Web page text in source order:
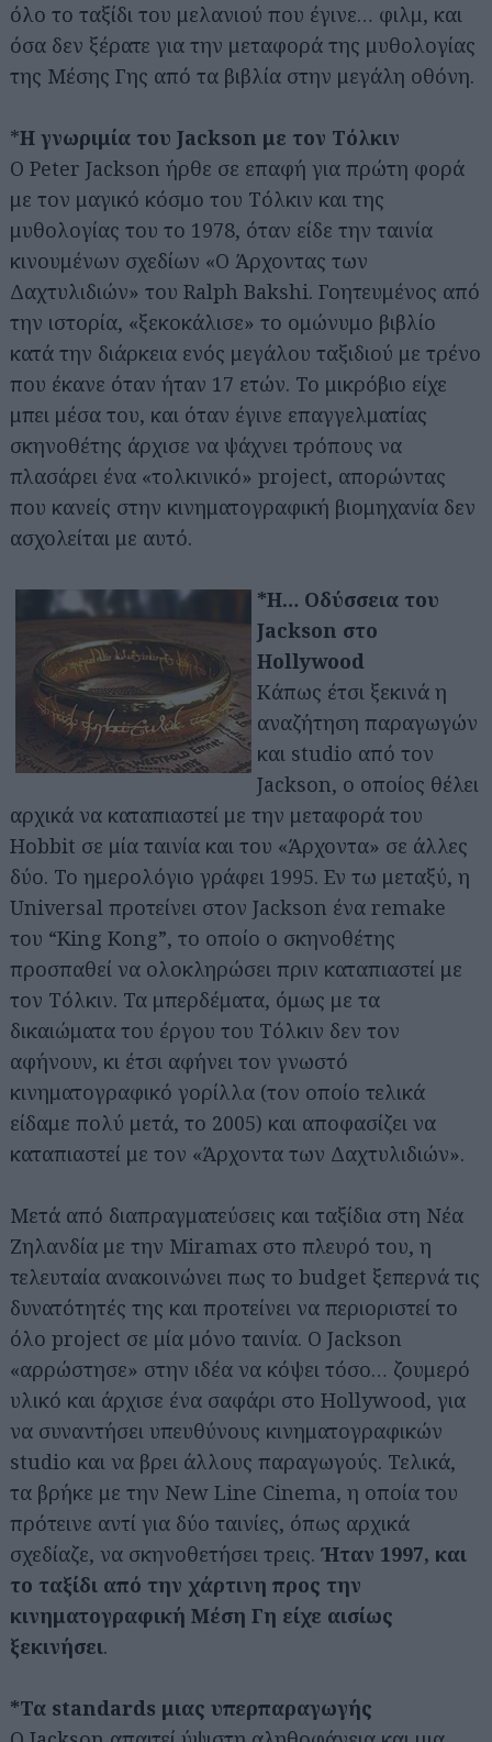
όλο το ταξίδι του μελανιού που έγινε… φιλμ, και
όσα δεν ξέρατε για την μεταφορά της μυθολογίας
της Μέσης Γης από τα βιβλία στην μεγάλη οθόνη.
*Η γνωριμία του Jackson με τον Τόλκιν
Ο Peter Jackson ήρθε σε επαφή για πρώτη φορά
με τον μαγικό κόσμο του Τόλκιν και της
μυθολογίας του το 1978, όταν είδε την ταινία
κινουμένων σχεδίων «Ο Άρχοντας των
Δαχτυλιδιών» του Ralph Bakshi. Γοητευμένος από
την ιστορία, «ξεκοκάλισε» το ομώνυμο βιβλίο
κατά την διάρκεια ενός μεγάλου ταξιδιού με τρένο
που έκανε όταν ήταν 17 ετών. Το μικρόβιο είχε
μπει μέσα του, και όταν έγινε επαγγελματίας
σκηνοθέτης άρχισε να ψάχνει τρόπους να
πλασάρει ένα «τολκινικό» project, απορώντας
που κανείς στην κινηματογραφική βιομηχανία δεν
ασχολείται με αυτό.
*Η… Οδύσσεια του
Jackson στο
Hollywood
Κάπως έτσι ξεκινά η
αναζήτηση παραγωγών
και studio από τον
Jackson, ο οποίος θέλει
αρχικά να καταπιαστεί με την μεταφορά του
Hobbit σε μία ταινία και του «Άρχοντα» σε άλλες
δύο. Το ημερολόγιο γράφει 1995. Εν τω μεταξύ, η
Universal προτείνει στον Jackson ένα remake
του “King Kong”, το οποίο ο σκηνοθέτης
προσπαθεί να ολοκληρώσει πριν καταπιαστεί με
τον Τόλκιν. Τα μπερδέματα, όμως με τα
δικαιώματα του έργου του Τόλκιν δεν τον
αφήνουν, κι έτσι αφήνει τον γνωστό
κινηματογραφικό γορίλλα (τον οποίο τελικά
είδαμε πολύ μετά, το 2005) και αποφασίζει να
καταπιαστεί με τον «Άρχοντα των Δαχτυλιδιών».
Μετά από διαπραγματεύσεις και ταξίδια στη Νέα
Ζηλανδία με την Miramax στο πλευρό του, η
τελευταία ανακοινώνει πως το budget ξεπερνά τις
δυνατότητές της και προτείνει να περιοριστεί το
όλο project σε μία μόνο ταινία. Ο Jackson
«αρρώστησε» στην ιδέα να κόψει τόσο… ζουμερό
υλικό και άρχισε ένα σαφάρι στο Hollywood, για
να συναντήσει υπευθύνους κινηματογραφικών
studio και να βρει άλλους παραγωγούς. Τελικά,
τα βρήκε με την New Line Cinema, η οποία του
πρότεινε αντί για δύο ταινίες, όπως αρχικά
σχεδίαζε, να σκηνοθετήσει τρεις. Ήταν 1997, και
το ταξίδι από την χάρτινη προς την
κινηματογραφική Μέση Γη είχε αισίως
ξεκινήσει.
*Τα standards μιας υπερπαραγωγής